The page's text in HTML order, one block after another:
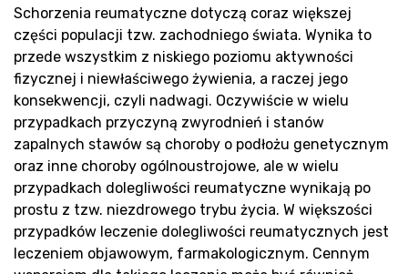
Schorzenia reumatyczne dotyczą coraz większej
części populacji tzw. zachodniego świata. Wynika to
przede wszystkim z niskiego poziomu aktywności
fizycznej i niewłaściwego żywienia, a raczej jego
konsekwencji, czyli nadwagi. Oczywiście w wielu
przypadkach przyczyną zwyrodnień i stanów
zapalnych stawów są choroby o podłożu genetycznym
oraz inne choroby ogólnoustrojowe, ale w wielu
przypadkach dolegliwości reumatyczne wynikają po
prostu z tzw. niezdrowego trybu życia. W większości
przypadków leczenie dolegliwości reumatycznych jest
leczeniem objawowym, farmakologicznym. Cennym